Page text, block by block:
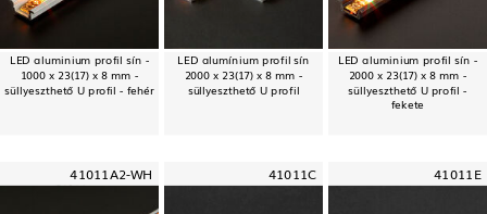
LED aluminium profil sín -
1000 x 23(17) x 8 mm -
süllyeszthető U profil - fehér
LED alumínium profil sín
2000 x 23(17) x 8 mm -
süllyeszthető U profil
LED aluminium profil sín -
2000 x 23(17) x 8 mm -
süllyeszthető U profil -
fekete
41011A2-WH 41011C 41011E